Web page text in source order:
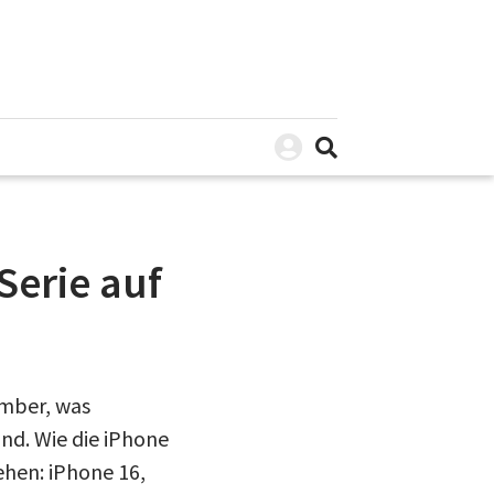
auf
was
Wie die iPhone
iPhone 16,